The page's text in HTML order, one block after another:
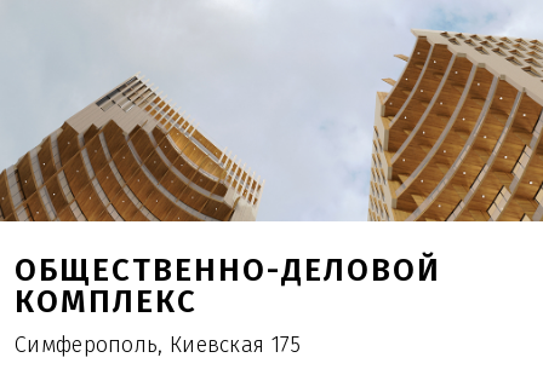
ОБЩЕСТВЕННО-ДЕЛОВОЙ
КОМПЛЕКС
Симферополь, Киевская 175